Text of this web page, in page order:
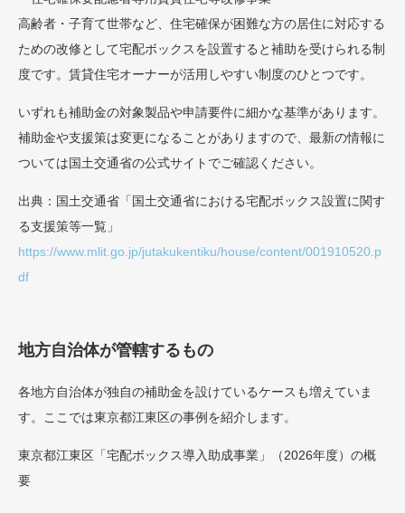
高齢者・子育て世帯など、住宅確保が困難な方の居住に対応する
ための改修として宅配ボックスを設置すると補助を受けられる制
度です。賃貸住宅オーナーが活用しやすい制度のひとつです。
いずれも補助金の対象製品や申請要件に細かな基準があります。
補助金や支援策は変更になることがありますので、最新の情報に
ついては国土交通省の公式サイトでご確認ください。
出典：国土交通省「国土交通省における宅配ボックス設置に関す
る支援策等一覧」
https://www.mlit.go.jp/jutakukentiku/house/content/001910520.p
df
地方自治体が管轄するもの
各地方自治体が独自の補助金を設けているケースも増えていま
す。ここでは東京都江東区の事例を紹介します。
東京都江東区「宅配ボックス導入助成事業」（2026年度）の概
要